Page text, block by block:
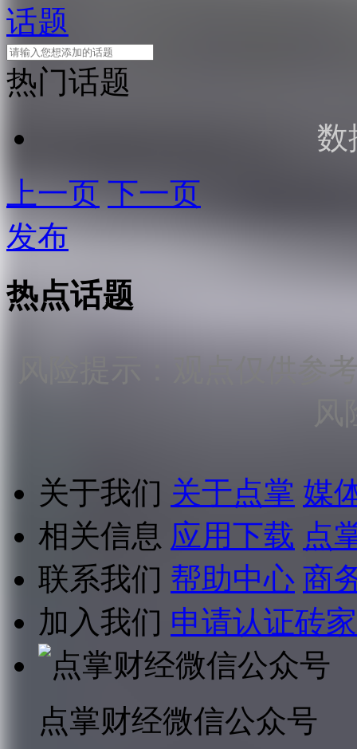
话题
热门话题
数
上一页 下一页
发布
热点话题
风险提示：观点仅供参
关于我们 关于点掌 媒
相关信息 应用下载 点
联系我们 帮助中心 商
加入我们 申请认证砖家
点掌财经微信公众号